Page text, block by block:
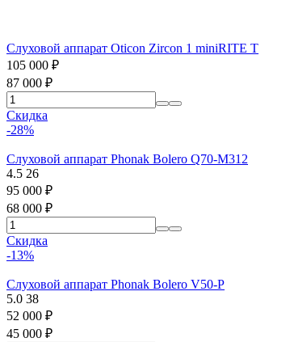
Слуховой аппарат Oticon Zircon 1 miniRITE T
105 000 ₽
87 000 ₽
Скидка
-28%
Слуховой аппарат Phonak Bolero Q70-M312
4.5 26
95 000 ₽
68 000 ₽
Скидка
-13%
Слуховой аппарат Phonak Bolero V50-P
5.0 38
52 000 ₽
45 000 ₽